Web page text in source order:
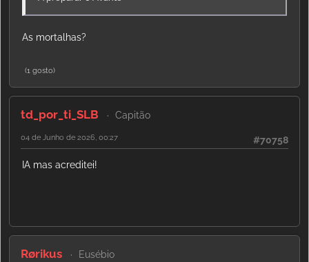
As mortalhas?
(1 gosto)
td_por_ti_SLB Capitão
#70758
04 de Junho de 2026, 00:27
IA mas acreditei!
Rørikus Eusébio